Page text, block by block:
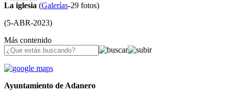
La iglesia (Galerías-29 fotos)
(5-ABR-2023)
Más contenido
Ayuntamiento de Adanero